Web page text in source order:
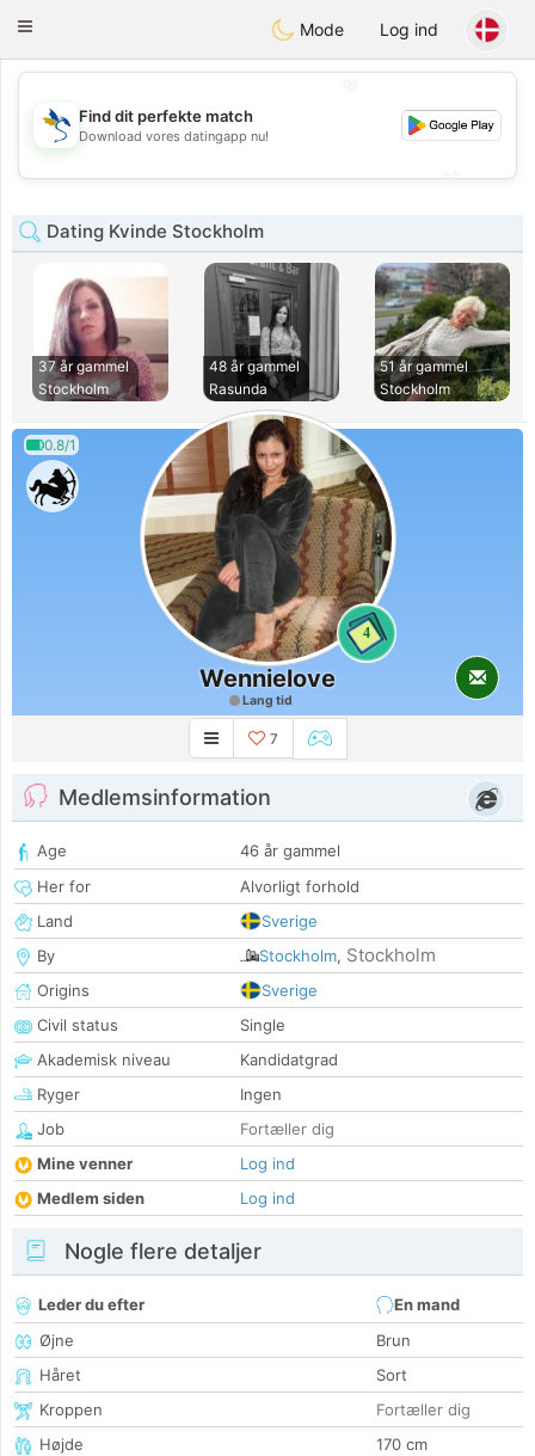
SvenskaDating
Toggle
Mode Log ind
💖
💕
Find dit perfekte match
Download vores datingapp nu!
Dating Kvinde Stockholm
37 år gammel
Stockholm
48 år gammel
Rasunda
51 år gammel
Stockholm
0.8/1
4
Wennielove
Lang tid
7
Medlemsinformation
Age
46 år gammel
Her for
Alvorligt forhold
Land
Sverige
By
Stockholm, Stockholm
Origins
Sverige
Civil status
Single
Akademisk niveau
Kandidatgrad
Ryger
Ingen
Job
Fortæller dig
Mine venner
Log ind
Medlem siden
Log ind
Nogle flere detaljer
Leder du efter
En mand
Øjne
Brun
Håret
Sort
Kroppen
Fortæller dig
Højde
170 cm